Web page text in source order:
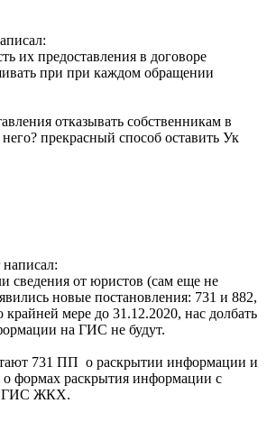
их предоставления в договоре
при при каждом обращении
отказывать собственникам в
прекрасный способ оставить Ук
написал:
сведения от юристов (сам еще не
новые постановления: 731 и 882,
крайней мере до 31.12.2020, нас долбать
на ГИС не будут.
731 ПП о раскрытии информации и
о формах раскрытия информации с
о ГИС ЖКХ.